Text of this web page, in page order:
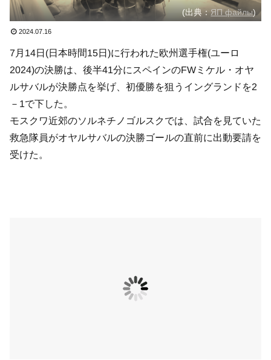
(出典：ЯП файлы)
2024.07.16
7月14日(日本時間15日)に行われた欧州選手権(ユーロ
2024)の決勝は、後半41分にスペインのFWミケル・オヤ
ルサバルが決勝点を挙げ、初優勝を狙うイングランドを2
－1で下した。
モスクワ近郊のソルネチノゴルスクでは、試合を見ていた
救急隊員がオヤルサバルの決勝ゴールの直前に出動要請を
受けた。